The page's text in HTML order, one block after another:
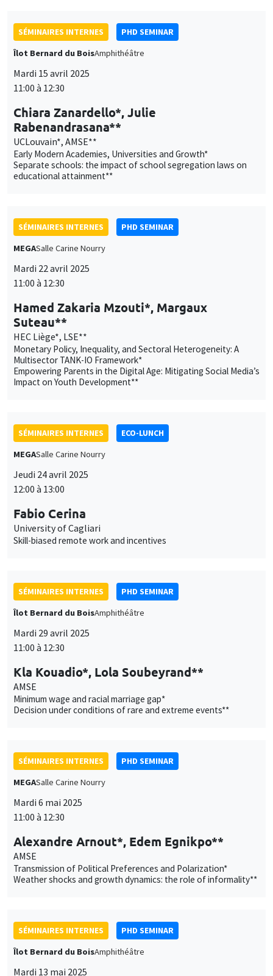
SÉMINAIRES INTERNES
PHD SEMINAR
Îlot Bernard du BoisAmphithéâtre
Mardi 15 avril 2025
11:00 à 12:30
Chiara Zanardello*, Julie
Rabenandrasana**
UCLouvain*, AMSE**
Early Modern Academies, Universities and Growth*
Separate schools: the impact of school segregation laws on
educational attainment**
SÉMINAIRES INTERNES
PHD SEMINAR
MEGASalle Carine Nourry
Mardi 22 avril 2025
11:00 à 12:30
Hamed Zakaria Mzouti*, Margaux
Suteau**
HEC Liège*, LSE**
Monetary Policy, Inequality, and Sectoral Heterogeneity: A
Multisector TANK-IO Framework*
Empowering Parents in the Digital Age: Mitigating Social Media’s
Impact on Youth Development**
SÉMINAIRES INTERNES
ECO-LUNCH
MEGASalle Carine Nourry
Jeudi 24 avril 2025
12:00 à 13:00
Fabio Cerina
University of Cagliari
Skill-biased remote work and incentives
SÉMINAIRES INTERNES
PHD SEMINAR
Îlot Bernard du BoisAmphithéâtre
Mardi 29 avril 2025
11:00 à 12:30
Kla Kouadio*, Lola Soubeyrand**
AMSE
Minimum wage and racial marriage gap*
Decision under conditions of rare and extreme events**
SÉMINAIRES INTERNES
PHD SEMINAR
MEGASalle Carine Nourry
Mardi 6 mai 2025
11:00 à 12:30
Alexandre Arnout*, Edem Egnikpo**
AMSE
Transmission of Political Preferences and Polarization*
Weather shocks and growth dynamics: the role of informality**
SÉMINAIRES INTERNES
PHD SEMINAR
Îlot Bernard du BoisAmphithéâtre
Mardi 13 mai 2025
et
des
cookies
Personnaliser